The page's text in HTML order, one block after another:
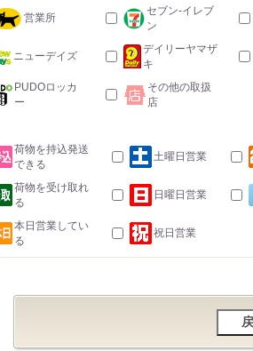
営業所
セブン-イレブ
ン
ニューデイズ
デイリーヤマザ
キ
PUDOロッカ
ー
その他の取扱
店
荷物を持込発送
できる
土曜日営業
荷物を受け取れ
る
日曜日営業
本日営業してい
る
祝日営業